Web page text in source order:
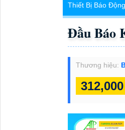
Thiết Bị Báo
Đầu Báo
Thương hiệu: